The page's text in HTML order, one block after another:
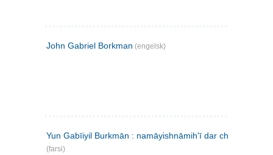
John Gabriel Borkman (engelsk)
Yun Gabīiyil Burkmān : namāyishnāmihʹī dar chahār pardih
(farsi)